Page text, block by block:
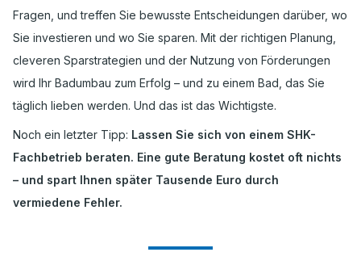
Fragen, und treffen Sie bewusste Entscheidungen darüber, wo
Sie investieren und wo Sie sparen. Mit der richtigen Planung,
cleveren Sparstrategien und der Nutzung von Förderungen
wird Ihr Badumbau zum Erfolg – und zu einem Bad, das Sie
täglich lieben werden. Und das ist das Wichtigste.
Noch ein letzter Tipp: Lassen Sie sich von einem SHK-
Fachbetrieb beraten. Eine gute Beratung kostet oft nichts
– und spart Ihnen später Tausende Euro durch
vermiedene Fehler.